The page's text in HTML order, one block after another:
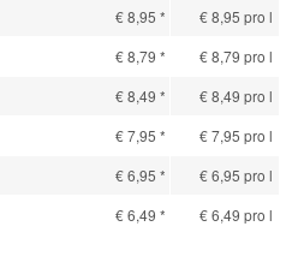
€ 8,95 *
€ 8,95 pro l
€ 8,79 *
€ 8,79 pro l
€ 8,49 *
€ 8,49 pro l
€ 7,95 *
€ 7,95 pro l
€ 6,95 *
€ 6,95 pro l
€ 6,49 * € 6,49 pro l